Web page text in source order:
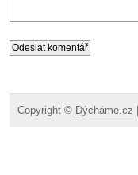
Copyright © Dýcháme.cz